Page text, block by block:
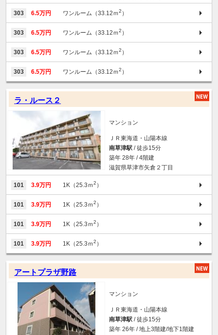
303 6.5万円 ワンルーム（33.12ｍ2 ）
303 6.5万円 ワンルーム（33.12ｍ2 ）
303 6.5万円 ワンルーム（33.12ｍ2 ）
303 6.5万円 ワンルーム（33.12ｍ2 ）
ラ・ルース２
マンション
ＪＲ東海道・山陽本線
南草津駅 / 徒歩15分
築年 28年 / 4階建
滋賀県草津市矢倉２丁目
101 3.9万円 1K（25.3ｍ2 ）
101 3.9万円 1K（25.3ｍ2 ）
101 3.9万円 1K（25.3ｍ2 ）
101 3.9万円 1K（25.3ｍ2 ）
アートプラザ野路
マンション
ＪＲ東海道・山陽本線
南草津駅 / 徒歩15分
築年 26年 / 地上3階建/地下1階建